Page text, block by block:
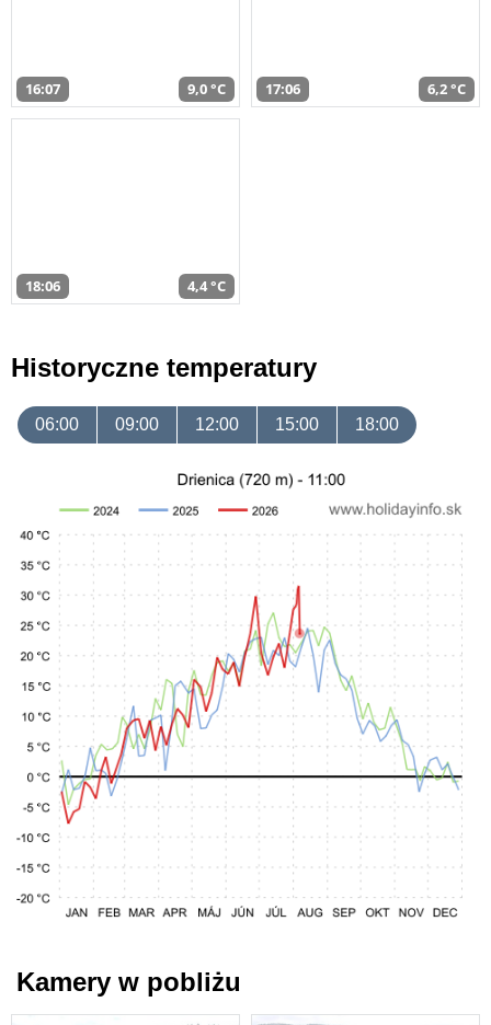
16:07 9,0 °C 17:06 6,2 °C
18:06 4,4 °C
Historyczne temperatury
06:00 09:00 12:00 15:00 18:00
Kamery w pobliżu